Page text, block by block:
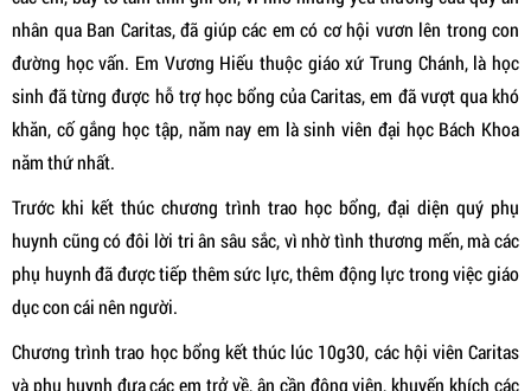
nhân qua Ban Caritas, đã giúp các em có cơ hội vươn lên trong con
đường học vấn. Em Vương Hiếu thuộc giáo xứ Trung Chánh, là học
sinh đã từng được hỗ trợ học bổng của Caritas, em đã vượt qua khó
khăn, cố gắng học tập, năm nay em là sinh viên đại học Bách Khoa
năm thứ nhất.
Trước khi kết thúc chương trình trao học bổng, đại diện quý phụ
huynh cũng có đôi lời tri ân sâu sắc, vì nhờ tình thương mến, mà các
phụ huynh đã được tiếp thêm sức lực, thêm động lực trong việc giáo
dục con cái nên người.
Chương trình trao học bổng kết thúc lúc 10g30, các hội viên Caritas
và phụ huynh đưa các em trở về, ân cần động viên, khuyến khích các